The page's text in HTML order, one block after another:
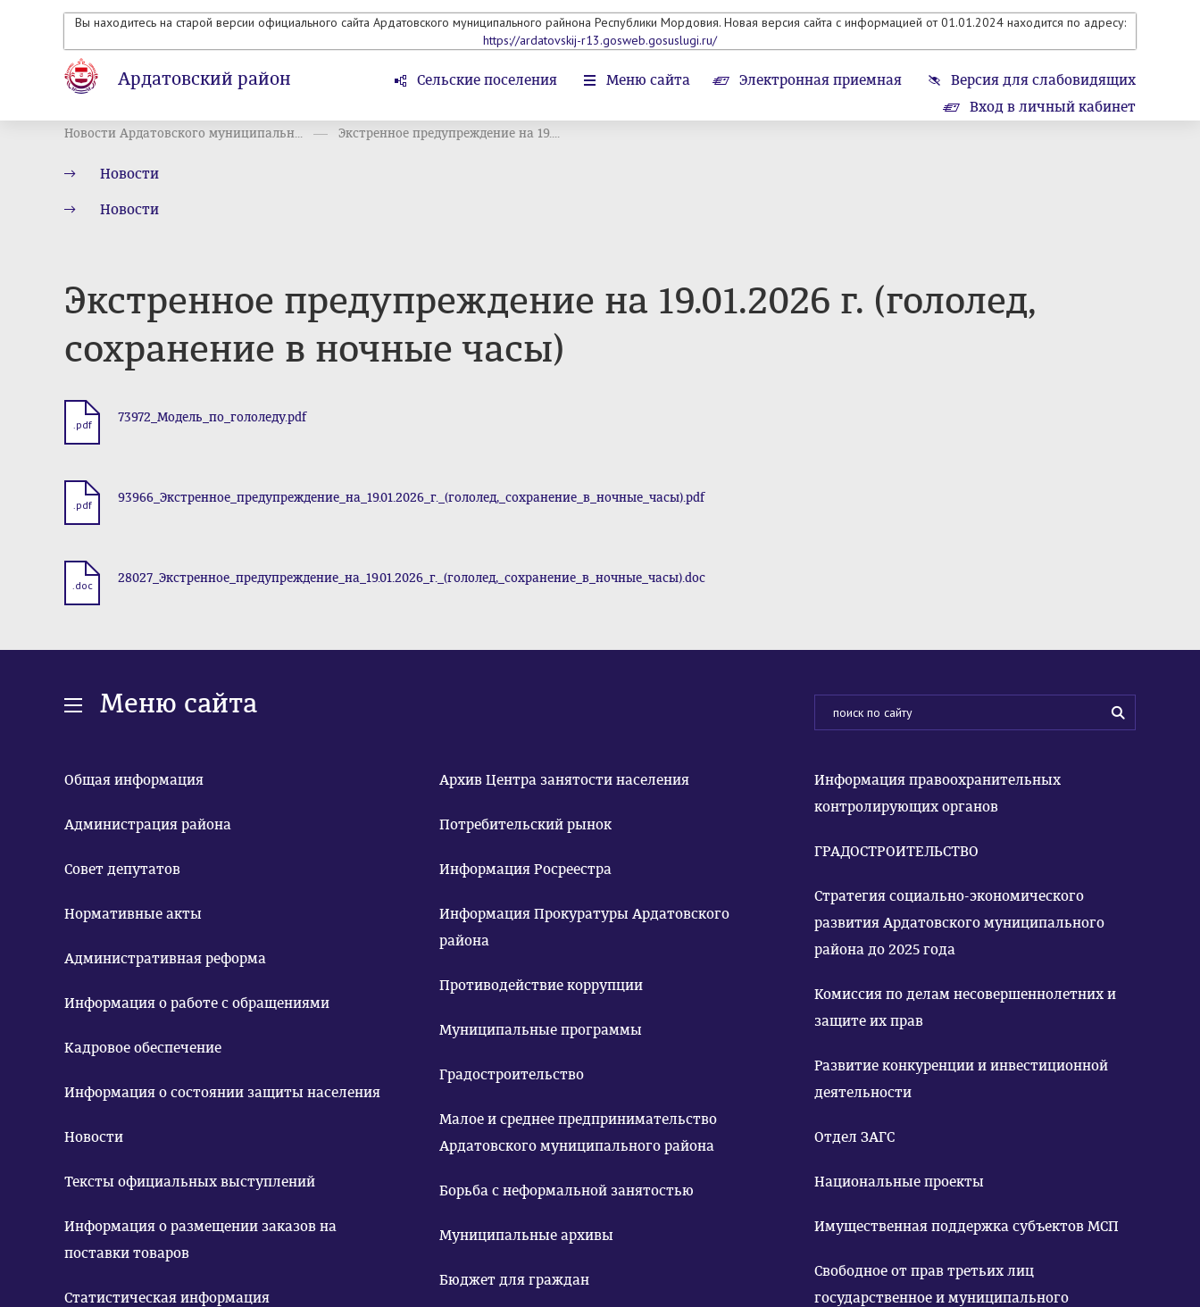
Вы находитесь на старой версии официального сайта Ардатовского муниципального райнона Республики Мордовия. Новая версия сайта с информацией от 01.01.2024 находится по адресу:
https://ardatovskij-r13.gosweb.gosuslugi.ru/
Ардатовский район Сельские поселения Меню сайта Электронная приемная
Версия для слабовидящих
Вход в личный кабинет
Новости Ардатовского муниципальн... Экстренное предупреждение на 19....
Новости
Новости
Экстренное предупреждение на 19.01.2026 г. (гололед,
сохранение в ночные часы)
.pdf 73972_Модель_по_гололеду.pdf
.pdf 93966_Экстренное_предупреждение_на_19.01.2026_г._(гололед,_сохранение_в_ночные_часы).pdf
.doc 28027_Экстренное_предупреждение_на_19.01.2026_г._(гололед,_сохранение_в_ночные_часы).doc
Меню сайта
Общая информация
Администрация района
Совет депутатов
Нормативные акты
Административная реформа
Информация о работе с обращениями
Кадровое обеспечение
Информация о состоянии защиты населения
Новости
Тексты официальных выступлений
Информация о размещении заказов на
поставки товаров
Статистическая информация
Архив Центра занятости населения
Потребительский рынок
Информация Росреестра
Информация Прокуратуры Ардатовского
района
Противодействие коррупции
Муниципальные программы
Градостроительство
Малое и среднее предпринимательство
Ардатовского муниципального района
Борьба с неформальной занятостью
Муниципальные архивы
Бюджет для граждан
Информация правоохранительных
контролирующих органов
ГРАДОСТРОИТЕЛЬСТВО
Стратегия социально-экономического
развития Ардатовского муниципального
района до 2025 года
Комиссия по делам несовершеннолетних и
защите их прав
Развитие конкуренции и инвестиционной
деятельности
Отдел ЗАГС
Национальные проекты
Имущественная поддержка субъектов МСП
Свободное от прав третьих лиц
государственное и муниципального